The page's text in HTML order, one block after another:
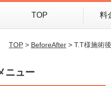
TOP 料
TOP> BeforeAfter> T.T様施術
ニュー